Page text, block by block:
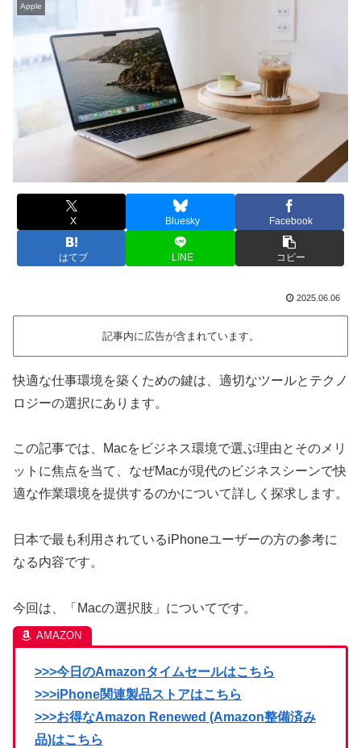
Apple
X Bluesky Facebook
はてブ LINE コピー
2025.06.06
記事内に広告が含まれています。
快適な仕事環境を築くための鍵は、適切なツールとテクノ
ロジーの選択にあります。
この記事では、Macをビジネス環境で選ぶ理由とそのメリ
ットに焦点を当て、なぜMacが現代のビジネスシーンで快
適な作業環境を提供するのかについて詳しく探求します。
日本で最も利用されているiPhoneユーザーの方の参考に
なる内容です。
今回は、「Macの選択肢」についてです。
>>>今日のAmazonタイムセールはこちら
>>>iPhone関連製品ストアはこちら
>>>お得なAmazon Renewed (Amazon整備済み
品)はこちら